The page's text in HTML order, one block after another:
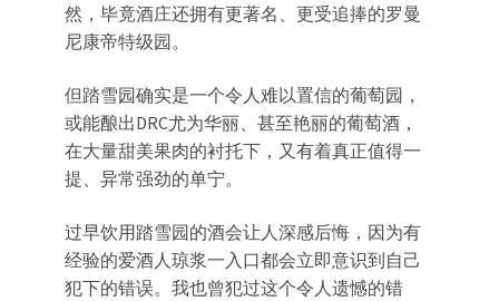
然，毕竟酒庄还拥有更著名、更受追捧的罗曼
尼康帝特级园。
但踏雪园确实是一个令人难以置信的葡萄园，
或能酿出DRC尤为华丽、甚至艳丽的葡萄酒，
在大量甜美果肉的衬托下，又有着真正值得一
提、异常强劲的单宁。
过早饮用踏雪园的酒会让人深感后悔，因为有
经验的爱酒人琼浆一入口都会立即意识到自己
犯下的错误。我也曾犯过这个令人遗憾的错